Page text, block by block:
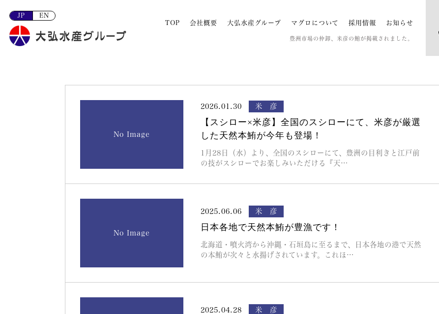
JP
EN
TOP
会社概要 大弘水産グループ マグロについて 採用情報 お知らせ
豊洲市場の仲卸、米彦の鮪が掲載されました。
No Image
2026.01.30 米 彦
【スシロー×米彦】全国のスシローにて、米彦が厳選
した天然本鮪が今年も登場！
1月28日（水）より、全国のスシローにて、豊洲の目利きと江戸前
の技がスシローでお楽しみいただける『天…
No Image
2025.06.06 米 彦
日本各地で天然本鮪が豊漁です！
北海道・噴火湾から沖縄・石垣島に至るまで、日本各地の港で天然
の本鮪が次々と水揚げされています。これほ…
2025.04.28 米 彦